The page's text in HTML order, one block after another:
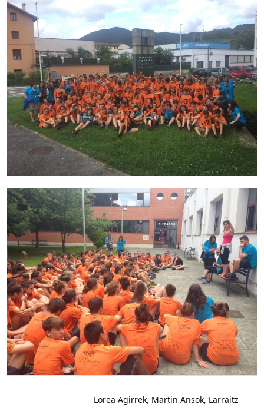
Lorea Agirrek, Martin Ansok, Larraitz